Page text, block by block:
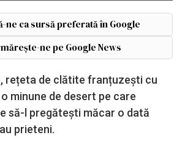
ne ca sursă preferată în Google
ne pe Google News
rețeta de clătite franțuzești cu
minune de desert pe care
să-l pregătești măcar o dată
prieteni.